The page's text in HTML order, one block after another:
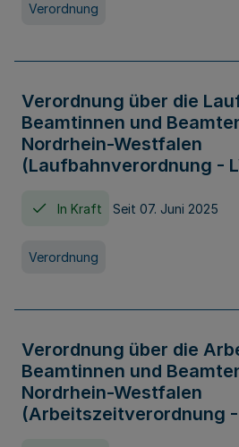
Verordnung
Verordnung über die
Beamtinnen und
Nordrhein-Westfalen
(Laufbahnverordnung -
In Kraft Seit 07. Juni 2025
Verordnung
Verordnung über die
Beamtinnen und
Nordrhein-Westfalen
(Arbeitszeitverordnung